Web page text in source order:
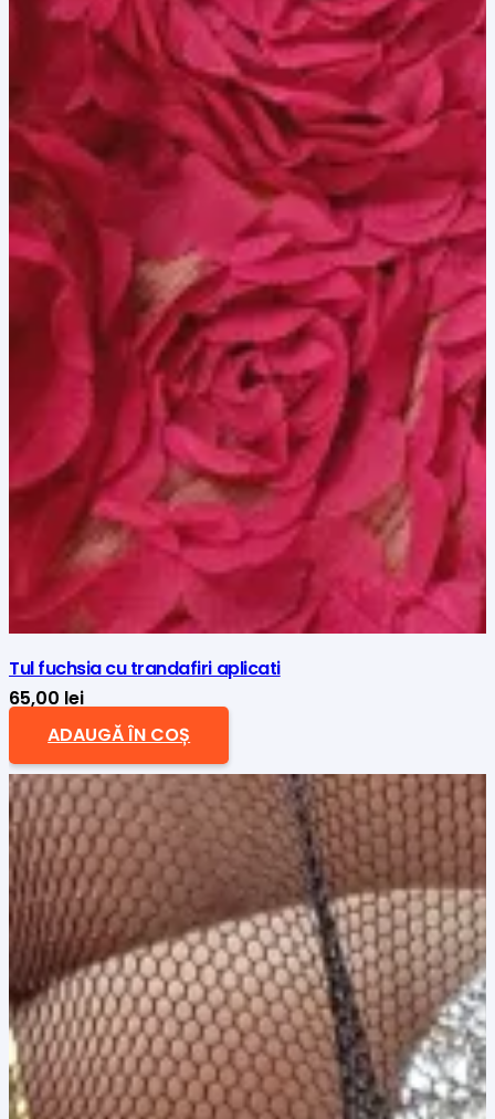
Tul fuchsia cu trandafiri aplicati
65,00 lei
ADAUGĂ ÎN COȘ